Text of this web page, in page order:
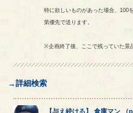
特に欲しいものがあった場合、100
第優先で送ります。
※企画終了後、ここで残っていた景
→詳細検索
【与え続ける 】倉庫マン （